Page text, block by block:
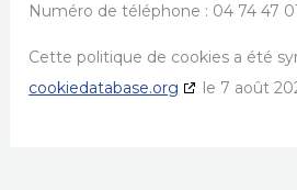
Numéro de téléphone : 04 74 47
Cette politique de cookies a été
cookiedatabase.org
le 7 août